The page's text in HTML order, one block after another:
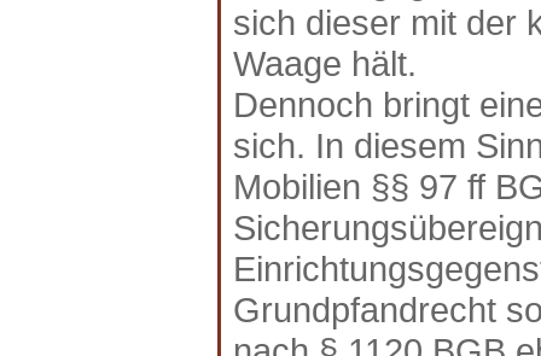
sich dieser mit der
Waage hält.
Dennoch bringt
sich. In diesem
Mobilien §§ 97 ff
Grundpfandrecht